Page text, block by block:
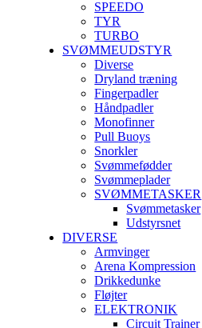
SPEEDO
TYR
TURBO
SVØMMEUDSTYR
Diverse
Dryland træning
Fingerpadler
Håndpadler
Monofinner
Pull Buoys
Snorkler
Svømmefødder
Svømmeplader
SVØMMETASKER
Svømmetasker
Udstyrsnet
DIVERSE
Armvinger
Arena Kompression
Drikkedunke
Fløjter
ELEKTRONIK
Circuit Trainer